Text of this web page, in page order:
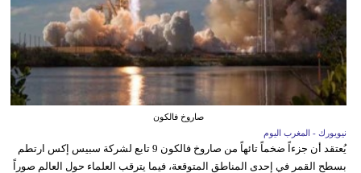
صاروخ فالكون
نيويورك - المغرب اليوم
يُعتقد أن جزءاً ضخماً تائهاً من صاروخ فالكون 9 تابع لشركة سبيس إكس ارتطم
بسطح القمر في إحدى المناطق المتوقعة، فيما يترقب العلماء حول العالم صوراً